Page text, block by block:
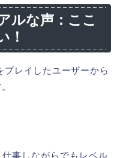
ルな声：ここ
！
レイしたユーザーから
仕事しながらでもレベル